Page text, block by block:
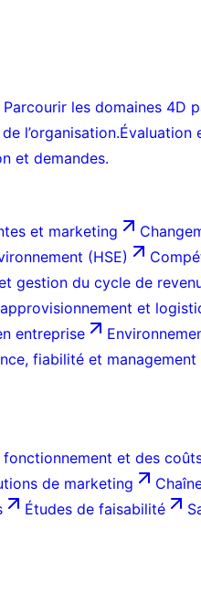
Parcourir les domaines 4D
l’organisation.Évaluation
et demandes.
et marketing
(HSE)
gestion du cycle de
et
entreprise
fiabilité et management
et des
de marketing
Études de faisabilité